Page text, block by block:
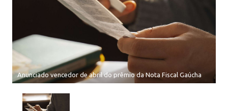
Anunciado vencedor de abril do prêmio da Nota Fiscal Gaúcha